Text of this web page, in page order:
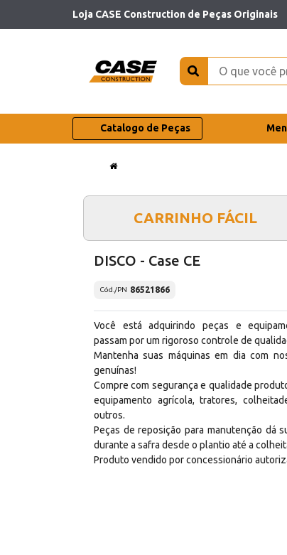
Loja CASE Construction de Peças Originais
Catalogo de Peças
CARRINHO FÁCIL
DISCO - Case CE
Cód./PN 86521866
Você está adquirindo peças e
passam por um rigoroso controle de
Mantenha suas máquinas em dia com
genuínas!
Compre com segurança e qualidade
equipamento agrícola, tratores,
outros.
Peças de reposição para manutenção dá
durante a safra desde o plantio até a
Produto vendido por concessionário